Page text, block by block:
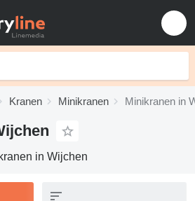
Kranen Minikranen Minikranen in
in Wijchen